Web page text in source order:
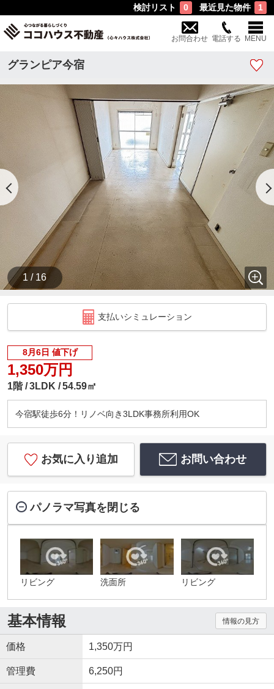
検討リスト 0 最近見た物件 1
お問合わせ 電話する MENU
グランピア今宿
1 / 16
支払いシミュレーション
8月6日 値下げ
1,350万円
1階 3LDK 54.59㎡
今宿駅徒歩6分！リノベ向き3LDK事務所利用OK
お気に入り追加 お問い合わせ
パノラマ写真を閉じる
リビング 洗面所 リビング
基本情報 情報の見方
価格 1,350万円
管理費 6,250円